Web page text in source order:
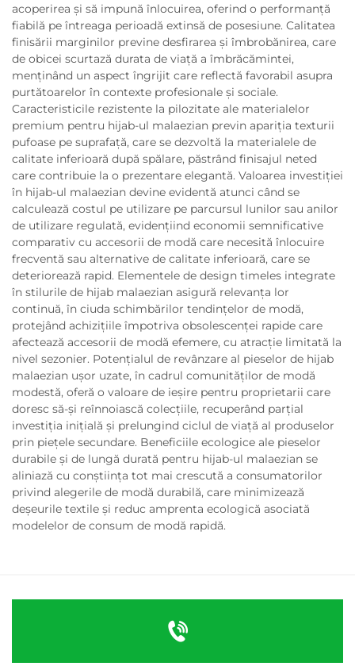
acoperirea și să impună înlocuirea, oferind o performanță
fiabilă pe întreaga perioadă extinsă de posesiune. Calitatea
finisării marginilor previne desfirarea și îmbrobănirea, care
de obicei scurtază durata de viață a îmbrăcămintei,
menținând un aspect îngrijit care reflectă favorabil asupra
purtătoarelor în contexte profesionale și sociale.
Caracteristicile rezistente la pilozitate ale materialelor
premium pentru hijab-ul malaezian previn apariția texturii
pufoase pe suprafață, care se dezvoltă la materialele de
calitate inferioară după spălare, păstrând finisajul neted
care contribuie la o prezentare elegantă. Valoarea investiției
în hijab-ul malaezian devine evidentă atunci când se
calculează costul pe utilizare pe parcursul lunilor sau anilor
de utilizare regulată, evidențiind economii semnificative
comparativ cu accesorii de modă care necesită înlocuire
frecventă sau alternative de calitate inferioară, care se
deteriorează rapid. Elementele de design timeles integrate
în stilurile de hijab malaezian asigură relevanța lor
continuă, în ciuda schimbărilor tendințelor de modă,
protejând achizițiile împotriva obsolescenței rapide care
afectează accesorii de modă efemere, cu atracție limitată la
nivel sezonier. Potențialul de revânzare al pieselor de hijab
malaezian ușor uzate, în cadrul comunităților de modă
modestă, oferă o valoare de ieșire pentru proprietarii care
doresc să-și reînnoiască colecțiile, recuperând parțial
investiția inițială și prelungind ciclul de viață al produselor
prin piețele secundare. Beneficiile ecologice ale pieselor
durabile și de lungă durată pentru hijab-ul malaezian se
aliniază cu conștiința tot mai crescută a consumatorilor
privind alegerile de modă durabilă, care minimizează
deșeurile textile și reduc amprenta ecologică asociată
modelelor de consum de modă rapidă.